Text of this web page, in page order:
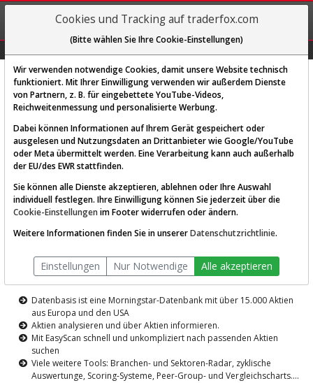
REGIS-
TRIEREN
Diese Funktion ist nur für
AKTIEN-TERMINAL
Die Aktienanalyse-Plattform von
TraderFox
Datenbasis ist eine Morningstar-Datenbank mit über 15.000 Aktien
aus Europa und den USA
Aktien analysieren und über Aktien informieren.
Mit EasyScan schnell und unkompliziert nach passenden Aktien
suchen
Viele weitere Tools: Branchen- und Sektoren-Radar, zyklische
Auswertunge, Scoring-Systeme, Peer-Group- und Vergleichscharts....
Cookies und Tracking auf traderfox.com
(Bitte wählen Sie Ihre Cookie-Einstellungen)
Wir verwenden notwendige Cookies, damit unsere Website technisch
funktioniert. Mit Ihrer Einwilligung verwenden wir außerdem Dienste
von Partnern, z. B. für eingebettete YouTube-Videos,
Reichweitenmessung und personalisierte Werbung.
Dabei können Informationen auf Ihrem Gerät gespeichert oder
ausgelesen und Nutzungsdaten an Drittanbieter wie Google/YouTube
oder Meta übermittelt werden. Eine Verarbeitung kann auch außerhalb
der EU/des EWR stattfinden.
Sie können alle Dienste akzeptieren, ablehnen oder Ihre Auswahl
individuell festlegen. Ihre Einwilligung können Sie jederzeit über die
Cookie-Einstellungen im Footer widerrufen oder ändern.
Weitere Informationen finden Sie in unsererDatenschutzrichtlinie.
Einstellungen Nur Notwendige Alle akzeptieren